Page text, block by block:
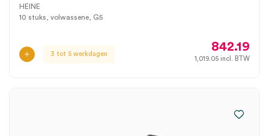
HEINE
10 stuks, volwassene, G5
3 tot 5 werkdagen
842.19
1,019.05 incl. BTW